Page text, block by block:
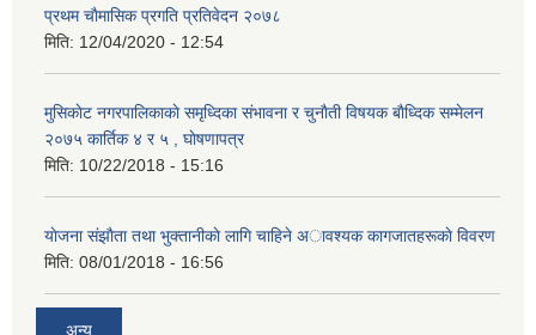
प्रथम चाैमासिक प्रगति प्रतिवेदन २०७८
मिति: 12/04/2020 - 12:54
मुसिकाेट नगरपालिकाकाे समृध्दिका संभावना र चुनाैती विषयक बाैध्दिक सम्मेलन
२०७५ कार्तिक ४ र ५ , घाेषणापत्र
मिति: 10/22/2018 - 15:16
याेजना संझाैता तथा भुक्तानीकाे लागि चाहिने अावश्यक कागजातहरूकाे विवरण
मिति: 08/01/2018 - 16:56
अन्य